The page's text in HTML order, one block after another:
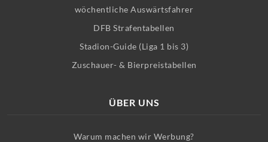
wöchentliche Auswärtsfahrer
DFB Strafentabellen
Stadion-Guide (Liga 1 bis 3)
Zuschauer- & Bierpreistabellen
ÜBER UNS
Warum machen wir Werbung?